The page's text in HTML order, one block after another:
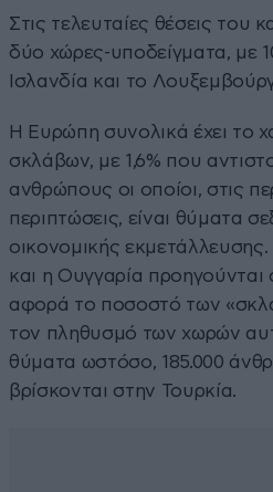
Στις τελευταίες θέσεις του
δύο χώρες-υποδείγματα, με
Ισλανδία και το
Η Ευρώπη συνολικά έχει το
σκλάβων, με 1,6% που
ανθρώπους οι οποίοι, στις
περιπτώσεις, είναι θύματα
οικονομικής
και η Ουγγαρία
αφορά το ποσοστό των
τον πληθυσμό των χωρών
θύματα ωστόσο, 185.000
βρίσκονται στην Τουρκία.